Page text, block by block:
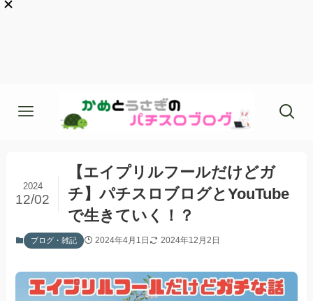
【エイプリルフールだけどガ
チ】パチスロブログとYouTube
で生きていく！？
2024
12/02
ブログ・雑記 2024年4月1日 2024年12月2日